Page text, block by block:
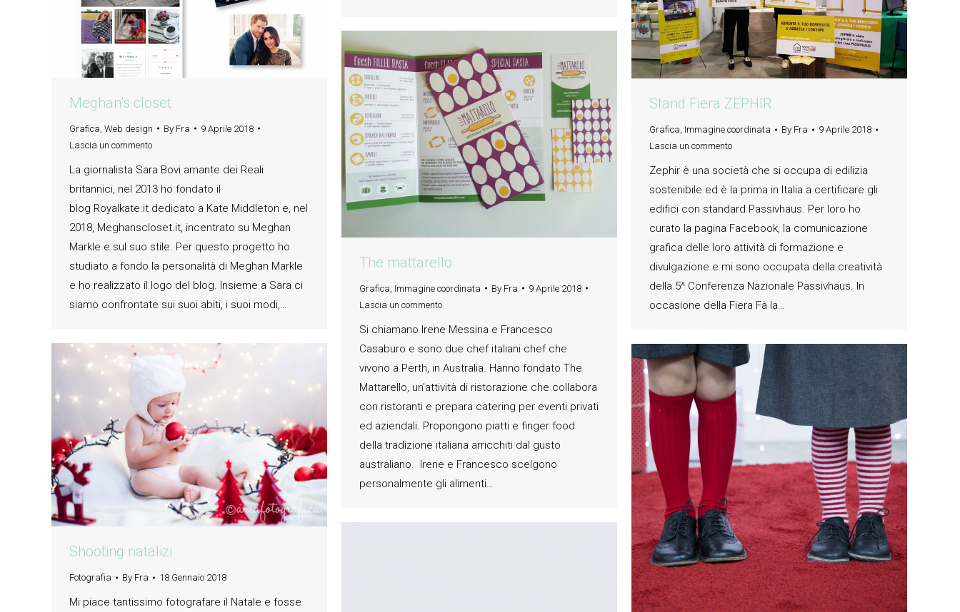
Meghan’s closet
Grafica Web design By Fra
9 Aprile 2018
Lascia un commento
La giornalista Sara Bovi amante dei Reali
britannici, nel 2013 ho fondato il
blog Royalkate.it dedicato a Kate Middleton e, nel
2018, Meghanscloset.it, incentrato su Meghan
Markle e sul suo stile. Per questo progetto ho
studiato a fondo la personalità di Meghan Markle
e ho realizzato il logo del blog. Insieme a Sara ci
siamo confrontate sui suoi abiti, i suoi modi,…
Stand Fiera ZEPHIR
Grafica, Immagine coordinata By Fra
9 Aprile 2018
Lascia un commento
Zephir è una società che si occupa di edilizia
sostenibile ed è la prima in Italia a certificare gli
edifici con standard Passivhaus. Per loro ho
curato la pagina Facebook, la comunicazione
grafica delle loro attività di formazione e
divulgazione e mi sono occupata della creatività
della 5^ Conferenza Nazionale Passivhaus. In
occasione della Fiera Fà la…
The mattarello
Grafica Immagine coordinata By Fra
9 Aprile 2018
Lascia un commento
Si chiamano Irene Messina e Francesco
Casaburo e sono due chef italiani chef che
vivono a Perth, in Australia. Hanno fondato The
Mattarello, un’attività di ristorazione che collabora
con ristoranti e prepara catering per eventi privati
ed aziendali. Propongono piatti e finger food
della tradizione italiana arricchiti dal gusto
australiano. Irene e Francesco scelgono
personalmente gli alimenti…
Shooting natalizi
Fotografia By Fra 18 Gennaio 2018
Mi piace tantissimo fotografare il Natale e fosse